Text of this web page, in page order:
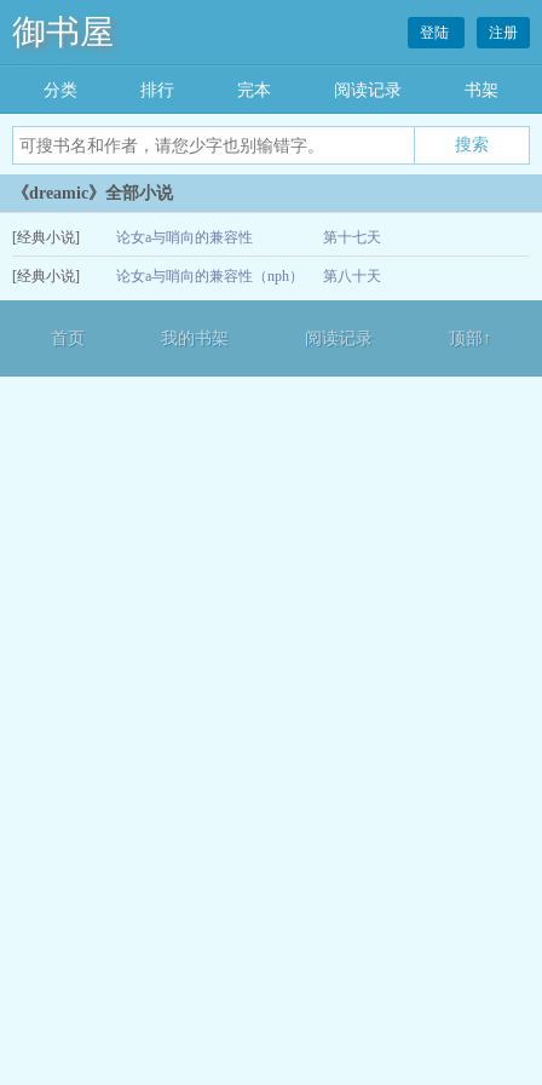
御书屋 登陆 注册
分类 排行 完本 阅读记录 书架
《dreamic》全部小说
[经典小说] 论女a与哨向的兼容性 第十七天
[经典小说] 论女a与哨向的兼容性（nph） 第八十天
首页 我的书架 阅读记录 顶部↑